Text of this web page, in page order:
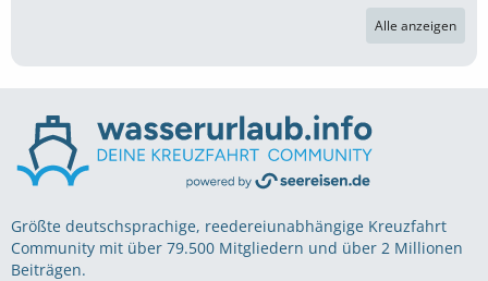
Alle anzeigen
Größte deutschsprachige, reedereiunabhängige Kreuzfahrt
Community mit über 79.500 Mitgliedern und über 2 Millionen
Beiträgen.